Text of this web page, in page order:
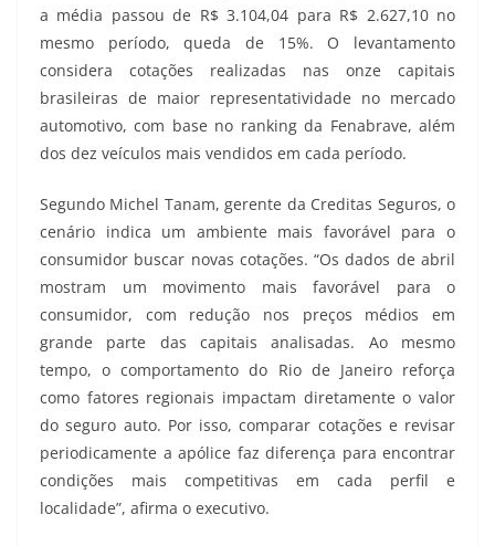
a média passou de R$ 3.104,04 para R$ 2.627,10 no
mesmo período, queda de 15%. O levantamento
considera cotações realizadas nas onze capitais
brasileiras de maior representatividade no mercado
automotivo, com base no ranking da Fenabrave, além
dos dez veículos mais vendidos em cada período.
Segundo Michel Tanam, gerente da Creditas Seguros, o
cenário indica um ambiente mais favorável para o
consumidor buscar novas cotações. “Os dados de abril
mostram um movimento mais favorável para o
consumidor, com redução nos preços médios em
grande parte das capitais analisadas. Ao mesmo
tempo, o comportamento do Rio de Janeiro reforça
como fatores regionais impactam diretamente o valor
do seguro auto. Por isso, comparar cotações e revisar
periodicamente a apólice faz diferença para encontrar
condições mais competitivas em cada perfil e
localidade”, afirma o executivo.